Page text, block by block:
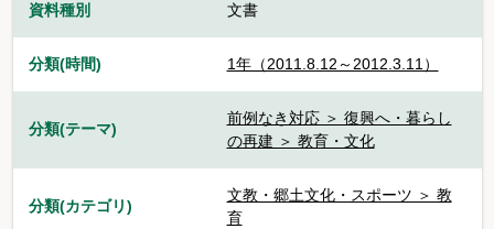
資料種別 文書
分類(時間) 1年（2011.8.12～2012.3.11）
分類(テーマ)
前例なき対応 ＞ 復興へ・暮らし
の再建 ＞ 教育・文化
分類(カテゴリ)
文教・郷土文化・スポーツ ＞ 教
育